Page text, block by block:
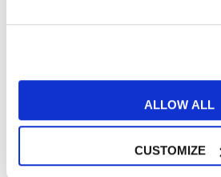
ALLOW ALL
CUSTOMIZE
Artículos